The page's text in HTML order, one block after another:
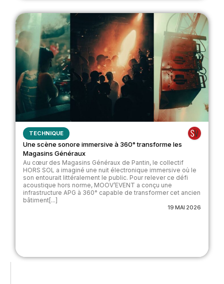
TECHNIQUE
Une scène sonore immersive à 360° transforme les
Magasins Généraux
Au cœur des Magasins Généraux de Pantin, le collectif
HORS SOL a imaginé une nuit électronique immersive où le
son entourait littéralement le public. Pour relever ce défi
acoustique hors norme, MOOV’EVENT a conçu une
infrastructure APG à 360° capable de transformer cet ancien
bâtiment[...]
19 MAI 2026